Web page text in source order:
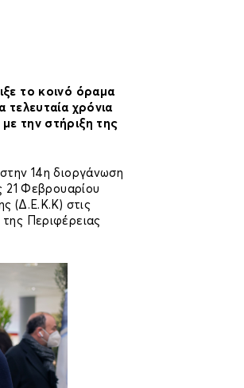
το κοινό όραμα
τελευταία χρόνια
την στήριξη της
14η διοργάνωση
21 Φεβρουαρίου
(Δ.Ε.Κ.Κ) στις
Περιφέρειας